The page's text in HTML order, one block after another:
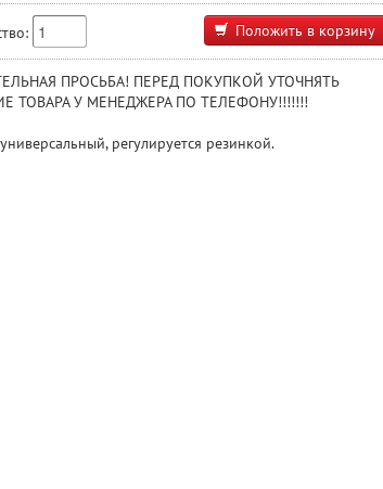
Положить в корзину
ПРОСЬБА! ПЕРЕД ПОКУПКОЙ УТОЧНЯТЬ
ТОВАРА У МЕНЕДЖЕРА ПО ТЕЛЕФОНУ!!!!!!!
регулируется резинкой.